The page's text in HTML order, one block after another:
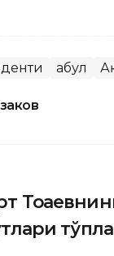
Қабул